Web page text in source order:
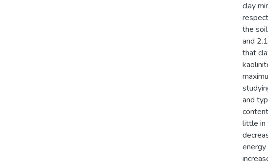
clay
the
and
that
and
little in